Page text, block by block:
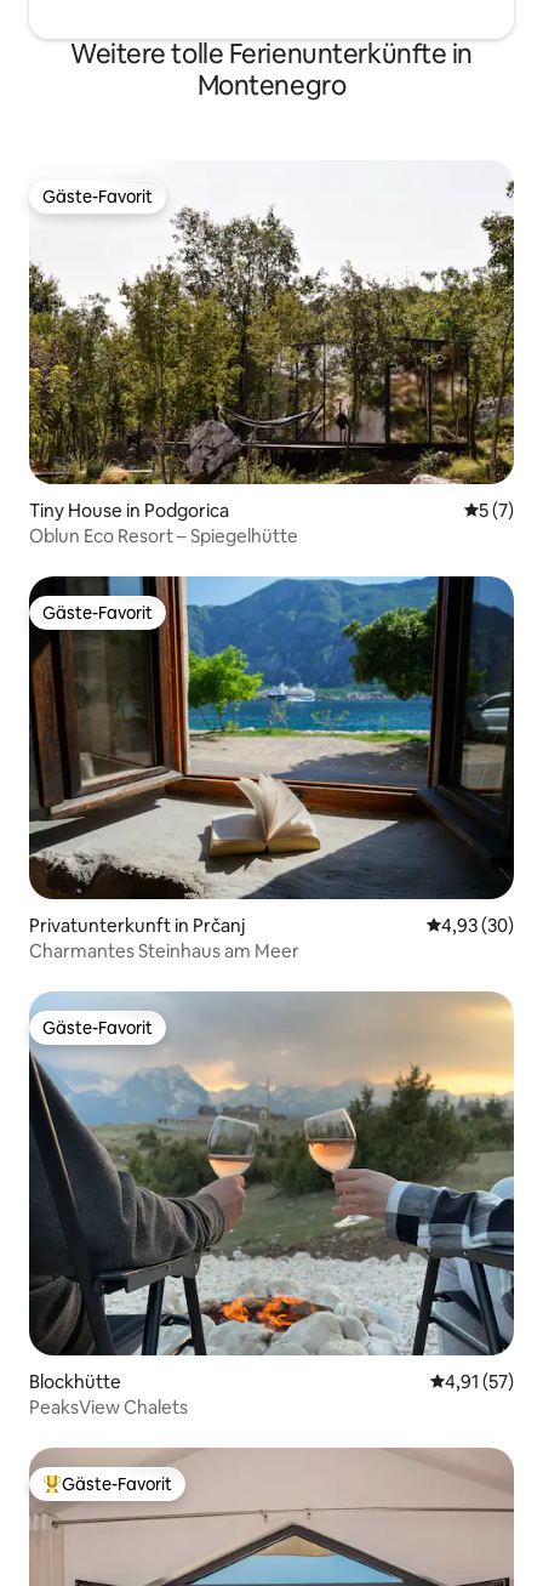
Weitere tolle Ferienunterkünfte in
Montenegro
Gäste-Favorit
Gäste-Favorit
Tiny House in Podgorica
5 (7)
Oblun Eco Resort – Spiegelhütte
Gäste-Favorit
Gäste-Favorit
Privatunterkunft in Prčanj
4,93 (30)
Charmantes Steinhaus am Meer
Gäste-Favorit
Gäste-Favorit
Blockhütte
4,91 (57)
PeaksView Chalets
Beliebter Gäste-Favorit.
Gäste-Favorit